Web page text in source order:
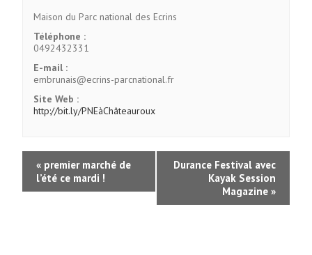
Maison du Parc national des Ecrins
Téléphone :
0492432331
E-mail :
embrunais@ecrins-parcnational.fr
Site Web :
http://bit.ly/PNEàChâteauroux
« premier marché de
l’été ce mardi !
Durance Festival avec
Kayak Session
Magazine »